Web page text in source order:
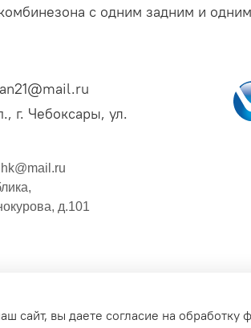
с одним задним и
г. Чебоксары, ул.
д.101
на обработку персональных данных
сайт, вы даете согласие на